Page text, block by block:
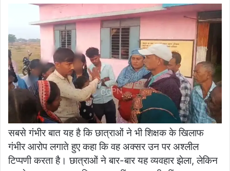
सबसे गंभीर बात यह है कि छात्राओं ने भी शिक्षक के खिलाफ
गंभीर आरोप लगाते हुए कहा कि वह अक्सर उन पर अश्लील
टिप्पणी करता है। छात्राओं ने बार-बार यह व्यवहार झेला, लेकिन